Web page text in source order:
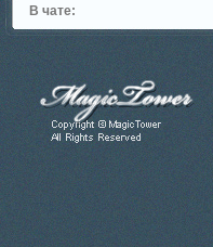
В чате: